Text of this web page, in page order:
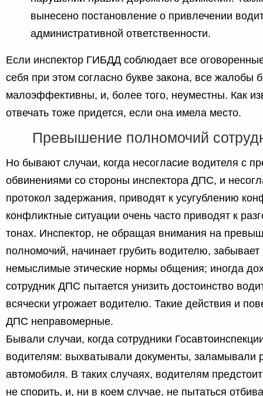
вынесено постановление о привлечении
административной ответственности.
Если инспектор ГИБДД соблюдает все
себя при этом согласно букве закона, все жалобы
малоэффективны, и, более того, неуместны. Как
отвечать тоже придется, если она имела место.
Превышение полномочий
Но бывают случаи, когда несогласие водителя с
обвинениями со стороны инспектора ДПС, и
протокол задержания, приводят к усугублению
конфликтные ситуации очень часто приводят к
тонах. Инспектор, не обращая внимания на
полномочий, начинает грубить водителю,
немыслимые этические нормы общения; иногда
сотрудник ДПС пытается унизить достоинство
всячески угрожает водителю. Такие действия и
ДПС неправомерные.
Бывали случаи, когда сотрудники
водителям: выхватывали документы, заламывали
автомобиля. В таких случаях, водителям
не спорить, и, ни в коем случае, не пытаться